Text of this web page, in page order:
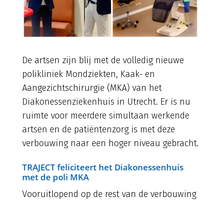
De artsen zijn blij met de volledig nieuwe
polikliniek Mondziekten, Kaak- en
Aangezichtschirurgie (MKA) van het
Diakonessenziekenhuis in Utrecht. Er is nu
ruimte voor meerdere simultaan werkende
artsen en de patiëntenzorg is met deze
verbouwing naar een hoger niveau gebracht.
TRAJECT feliciteert het Diakonessenhuis
met de poli MKA
Vooruitlopend op de rest van de verbouwing